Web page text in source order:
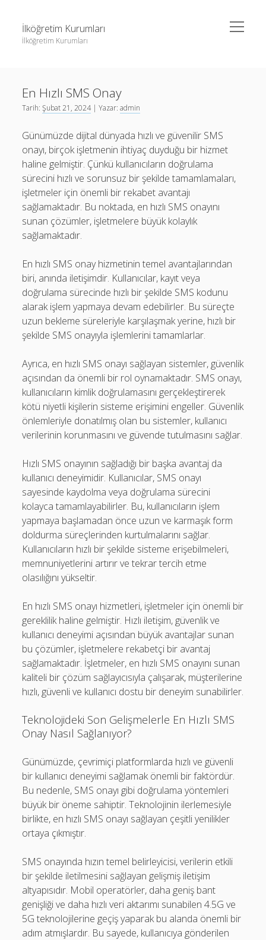
İlköğretim Kurumları
İlköğretim Kurumları
menüyü
aç
Sayfa Listesi
Spotify Dinlenme Gönderme Hilesi Parasız
Threads Takipçi Yükseltme Hilesi
Twitter Profil Resmi Kalite Sorunu
Sayfa Listesi
Spotify Dinlenme Gönderme Hilesi Parasız
Threads Takipçi Yükseltme Hilesi
Twitter Profil Resmi Kalite Sorunu
En Hızlı SMS Onay
Tarih:Şubat 21, 2024| Yazar:admin
Günümüzde dijital dünyada hızlı ve güvenilir SMS
onayı, birçok işletmenin ihtiyaç duyduğu bir hizmet
haline gelmiştir. Çünkü kullanıcıların doğrulama
sürecini hızlı ve sorunsuz bir şekilde tamamlamaları,
işletmeler için önemli bir rekabet avantajı
sağlamaktadır. Bu noktada, en hızlı SMS onayını
sunan çözümler, işletmelere büyük kolaylık
sağlamaktadır.
En hızlı SMS onay hizmetinin temel avantajlarından
biri, anında iletişimdir. Kullanıcılar, kayıt veya
doğrulama sürecinde hızlı bir şekilde SMS kodunu
alarak işlem yapmaya devam edebilirler. Bu süreçte
uzun bekleme süreleriyle karşılaşmak yerine, hızlı bir
şekilde SMS onayıyla işlemlerini tamamlarlar.
Ayrıca, en hızlı SMS onayı sağlayan sistemler, güvenlik
açısından da önemli bir rol oynamaktadır. SMS onayı,
kullanıcıların kimlik doğrulamasını gerçekleştirerek
kötü niyetli kişilerin sisteme erişimini engeller. Güvenlik
önlemleriyle donatılmış olan bu sistemler, kullanıcı
verilerinin korunmasını ve güvende tutulmasını sağlar.
Hızlı SMS onayının sağladığı bir başka avantaj da
kullanıcı deneyimidir. Kullanıcılar, SMS onayı
sayesinde kaydolma veya doğrulama sürecini
kolayca tamamlayabilirler. Bu, kullanıcıların işlem
yapmaya başlamadan önce uzun ve karmaşık form
doldurma süreçlerinden kurtulmalarını sağlar.
Kullanıcıların hızlı bir şekilde sisteme erişebilmeleri,
memnuniyetlerini artırır ve tekrar tercih etme
olasılığını yükseltir.
En hızlı SMS onayı hizmetleri, işletmeler için önemli bir
gereklilik haline gelmiştir. Hızlı iletişim, güvenlik ve
kullanıcı deneyimi açısından büyük avantajlar sunan
bu çözümler, işletmelere rekabetçi bir avantaj
sağlamaktadır. İşletmeler, en hızlı SMS onayını sunan
kaliteli bir çözüm sağlayıcısıyla çalışarak, müşterilerine
hızlı, güvenli ve kullanıcı dostu bir deneyim sunabilirler.
Teknolojideki Son Gelişmelerle En Hızlı SMS
Onay Nasıl Sağlanıyor?
Günümüzde, çevrimiçi platformlarda hızlı ve güvenli
bir kullanıcı deneyimi sağlamak önemli bir faktördür.
Bu nedenle, SMS onayı gibi doğrulama yöntemleri
büyük bir öneme sahiptir. Teknolojinin ilerlemesiyle
birlikte, en hızlı SMS onayı sağlayan çeşitli yenilikler
ortaya çıkmıştır.
SMS onayında hızın temel belirleyicisi, verilerin etkili
bir şekilde iletilmesini sağlayan gelişmiş iletişim
altyapısıdır. Mobil operatörler, daha geniş bant
genişliği ve daha hızlı veri aktarımı sunabilen 4.5G ve
5G teknolojilerine geçiş yaparak bu alanda önemli bir
adım atmışlardır. Bu sayede, kullanıcıya gönderilen